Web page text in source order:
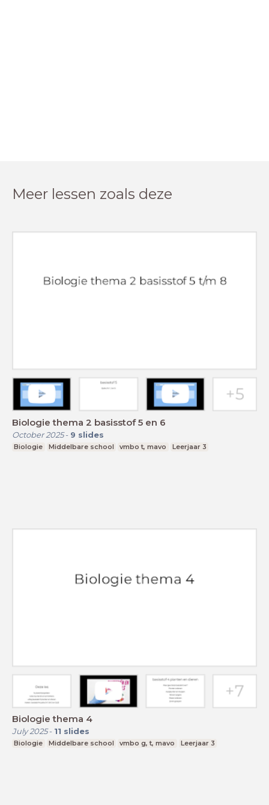
Meer lessen zoals deze
Biologie thema 2 basisstof 5 en 6
October 2025- 9 slides
Biologie Middelbare school vmbo t, mavo Leerjaar 3
Biologie thema 4
July 2025- 11 slides
Biologie Middelbare school vmbo g, t, mavo Leerjaar 3